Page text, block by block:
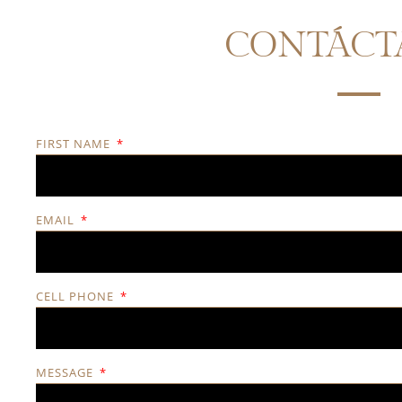
FIRST NAME
EMAIL
CELL PHONE
MESSAGE